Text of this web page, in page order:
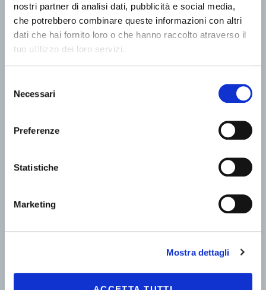
nostri partner di analisi dati, pubblicità e social media,
che potrebbero combinare queste informazioni con altri
dati che hai fornito loro o che hanno raccolto atraverso il
tuo u􀆟lizzo dei loro servizi.
delNecessari
Preferenze
Statistiche
Marketing
Mostra dettagli